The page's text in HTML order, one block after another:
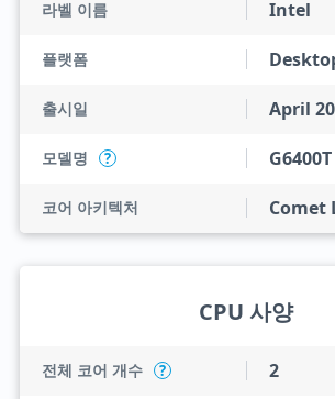
라벨 이름 Intel
플랫폼
출시일 April
모델명 ? G6400T
코어 아키텍처 Comet
CPU 사양
전체 코어 개수 ? 2